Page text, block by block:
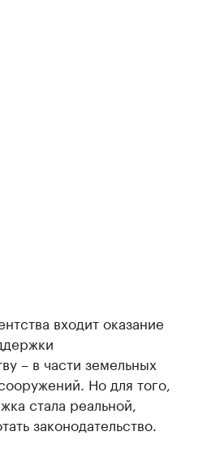
входит оказание
– в части земельных
Но для того,
стала реальной,
законодательство.